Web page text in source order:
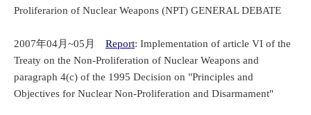
Proliferarion of Nuclear Weapons (NPT) GENERAL DEBATE
2007年04月~05月 Report: Implementation of article VI of the
Treaty on the Non-Proliferation of Nuclear Weapons and
paragraph 4(c) of the 1995 Decision on "Principles and
Objectives for Nuclear Non-Proliferation and Disarmament"